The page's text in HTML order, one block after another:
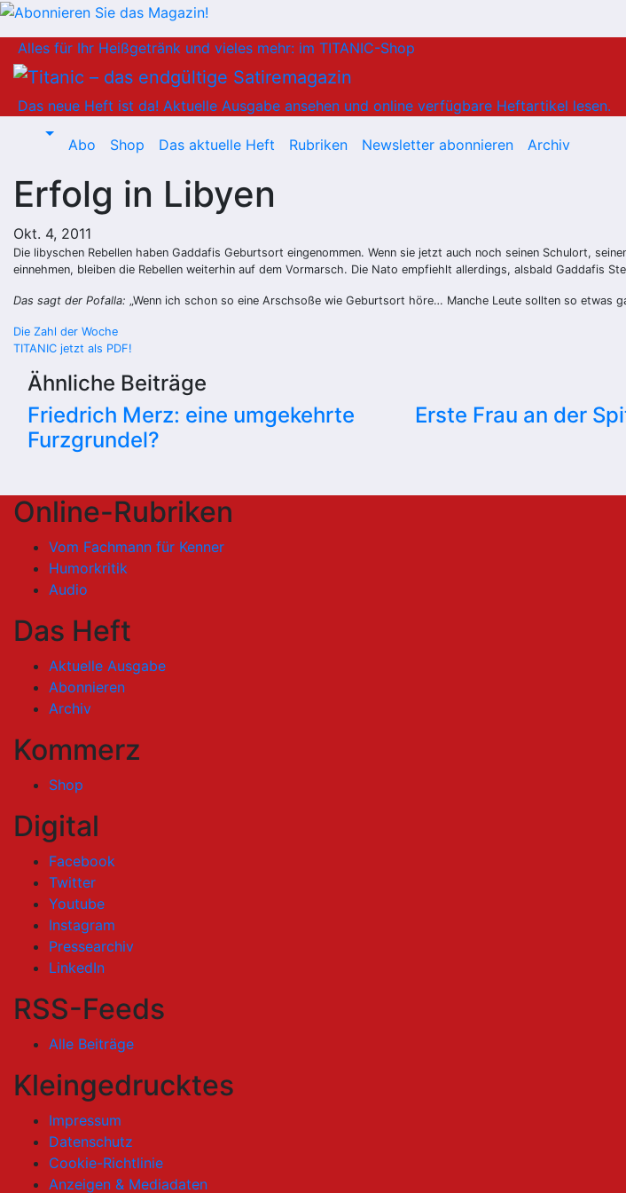
Inhalt
springen
Alles für Ihr Heißgetränk und vieles mehr: im TITANIC-Shop
Das neue Heft ist da! Aktuelle Ausgabe ansehen und online verfügbare Heftartikel lesen.
Abo Shop Das aktuelle Heft Rubriken Newsletter abonnieren Archiv
Erfolg in Libyen
Okt. 4, 2011
Die libyschen Rebellen haben Gaddafis Geburtsort eingenommen. Wenn sie jetzt auch noch seinen Schulort,
einnehmen, bleiben die Rebellen weiterhin auf dem Vormarsch. Die Nato empfiehlt allerdings, alsbald Gaddafis
Das sagt der Pofalla: „Wenn ich schon so eine Arschsoße wie Geburtsort höre… Manche Leute sollten so etwas
Beitragsnavigation
Die Zahl der Woche
TITANIC jetzt als PDF!
Ähnliche Beiträge
Friedrich Merz: eine umgekehrte
Furzgrundel?
Erste Frau an der
Online-Rubriken
Vom Fachmann für Kenner
Humorkritik
Audio
Das Heft
Aktuelle Ausgabe
Abonnieren
Archiv
Kommerz
Shop
Digital
Facebook
Twitter
Youtube
Instagram
Pressearchiv
LinkedIn
RSS-Feeds
Alle Beiträge
Kleingedrucktes
Impressum
Datenschutz
Cookie-Richtlinie
Anzeigen & Mediadaten